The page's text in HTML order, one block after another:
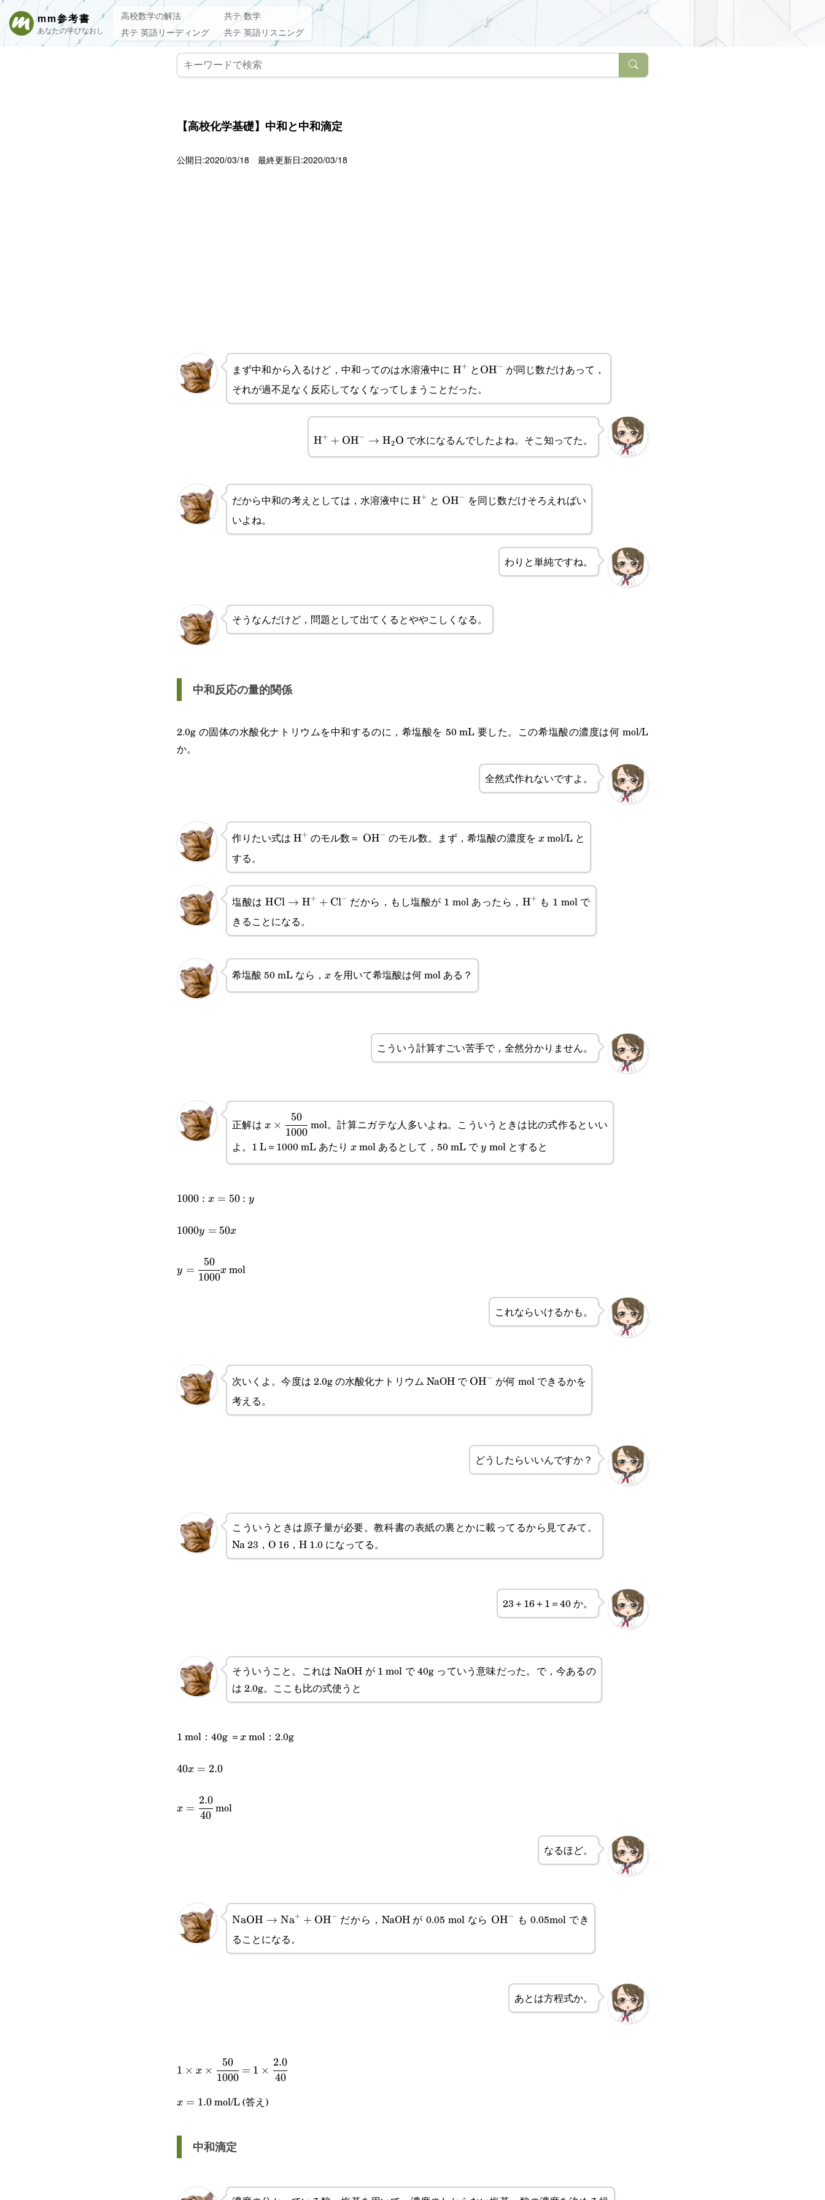
mm参考書
あなたの学びなおし
高校数学の解法
共テ 数学
共テ 英語リーディング
共テ 英語リスニング
【高校化学基礎】中和と中和滴定
公開日:2020/03/18 最終更新日:2020/03/18
まず中和から入るけど，中和ってのは水溶液中に \text{H}^+
H+ と\text{OH}^-
OH− が同じ数だけあって，
それが過不足なく反応してなくなってしまうことだった。
\text{H}^++\text{OH}^-
\rightarrow\text{H}_2\text{O}
H+ + OH− → H2O で水になるんでしたよね。そこ知ってた。
だから中和の考えとしては，水溶液中に \text{H}^+
H+ と \text{OH}^-
OH− を同じ数だけそろえればい
いよね。
わりと単純ですね。
そうなんだけど，問題として出てくるとややこしくなる。
中和反応の量的関係
2.0g の固体の水酸化ナトリウムを中和するのに，希塩酸を 50 mL 要した。この希塩酸の濃度は何 mol/L
か。
全然式作れないですよ。
作りたい式は\text{H}^+
H+ のモル数＝ \text{OH}^-
OH− のモル数。まず，希塩酸の濃度をx
x mol/L と
する。
塩酸は\text{HCl}\rightarrow\text{H}^++\text{Cl}^-
HCl → H+ + Cl− だから，もし塩酸が 1 mol あったら， \text{H}^+
H+ も 1 mol で
きることになる。
希塩酸 50 mL なら， x
x を用いて希塩酸は何 mol ある？
こういう計算すごい苦手で，全然分かりません。
正解は x\times\cfrac{50}
{1000}
x ×
1000
50
mol。計算ニガテな人多いよね。こういうときは比の式作るといい
よ。1 L＝1000 mL あたり x
x mol あるとして，50 mL でy
y mol とすると
1000:x=50:y
1000 : x = 50 : y
1000y=50x
1000y = 50x
y=\cfrac{50}
{1000}x
y =
1000
50
x mol
これならいけるかも。
次いくよ。今度は 2.0g の水酸化ナトリウム NaOH で\text{OH}^-
OH− が何 mol できるかを
考える。
どうしたらいいんですか？
こういうときは原子量が必要。教科書の表紙の裏とかに載ってるから見てみて。
Na 23，O 16，H 1.0 になってる。
23＋16＋1＝40 か。
そういうこと。これは NaOH が 1 mol で 40g っていう意味だった。で，今あるの
は 2.0g。ここも比の式使うと
1 mol：40g ＝x
x mol：2.0g
40x=2.0
40x = 2.0
x=\cfrac{2.0}
x =
40
2.0
mol
なるほど。
\text{NaOH}\rightarrow\text{Na}^++\text{OH}^-
NaOH → Na+ + OH− だから，NaOH が 0.05 mol なら \text{OH}^-
OH−
も 0.05mol でき
ることになる。
あとは方程式か。
1\times x\times\cfrac{50}
{1000}=1\times\cfrac{2.0}
{40}
1 × x ×
1000
50
= 1 ×
40
2.0
x=1.0
x = 1.0mol/L (答え)
中和滴定